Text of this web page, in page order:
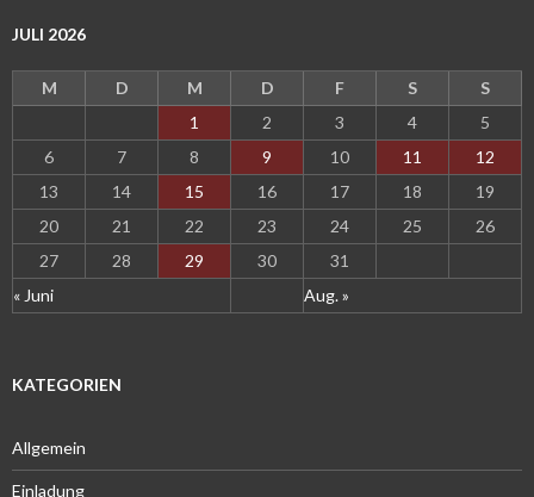
JULI 2026
M D M D F S
S
1
2 3 4
5
6
7 8 9 10 11
12
13
14 15 16 17 18
19
20
21 22 23 24 25
26
27
28 29 30
31
« Juni
Aug. »
KATEGORIEN
Allgemein
Einladung